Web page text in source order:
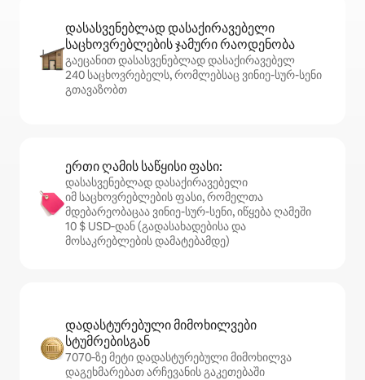
დასასვენებლად დასაქირავებელი
საცხოვრებლების ჯამური რაოდენობა
გაეცანით დასასვენებლად დასაქირავებელ
240 საცხოვრებელს, რომლებსაც ვინიე-სურ-სენი
გთავაზობთ
ერთი ღამის საწყისი ფასი:
დასასვენებლად დასაქირავებელი
იმ საცხოვრებლების ფასი, რომელთა
მდებარეობაცაა ვინიე-სურ-სენი, იწყება ღამეში
10 $ USD‑დან (გადასახადებისა და
მოსაკრებლების დამატებამდე)
დადასტურებული მიმოხილვები
სტუმრებისგან
7070‑ზე მეტი დადასტურებული მიმოხილვა
დაგეხმარებათ არჩევანის გაკეთებაში